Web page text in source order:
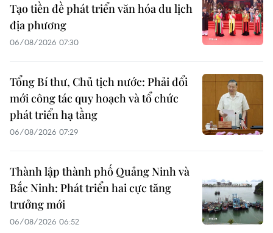
Tạo tiền đề phát triển văn hóa du lịch
địa phương
06/08/2026 07:30
Tổng Bí thư, Chủ tịch nước: Phải đổi
mới công tác quy hoạch và tổ chức
phát triển hạ tầng
06/08/2026 07:29
Thành lập thành phố Quảng Ninh và
Bắc Ninh: Phát triển hai cực tăng
trưởng mới
06/08/2026 06:52